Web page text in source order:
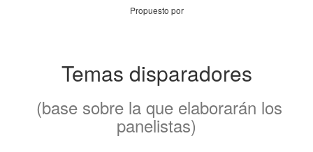
Propuesto por
Temas disparadores
(base sobre la que elaborarán los
panelistas)